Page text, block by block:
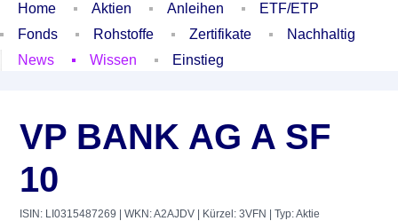
Home Aktien Anleihen
ETF/ETP
Fonds
Rohstoffe Zertifikate
Nachhaltig
News
Wissen Einstieg
VP BANK AG A SF
10
ISIN: LI0315487269 | WKN: A2AJDV | Kürzel: 3VFN | Typ: Aktie